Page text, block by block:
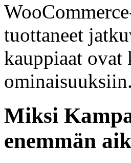
tuottaneet
kauppiaat
ominaisuuksiin.
Miksi
enemmän